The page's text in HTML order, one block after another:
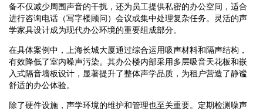
备不仅减少周围声音的干扰，还为员工提供私密的办公空间，适合
进行咨询电话（写字楼顾问）会议或集中处理复杂任务。灵活的声
学家具设计成为现代办公环境的重要组成部分。
在具体案例中，上海长城大厦通过综合运用吸声材料和隔声结构，
有效降低了室内噪声污染。其办公楼内部采用多层吸音天花板和嵌
入式隔音墙板设计，显著提升了整体声学品质，为租户营造了静谧
舒适的办公体验。
除了硬件设施，声学环境的维护和管理也至关重要。定期检测噪声